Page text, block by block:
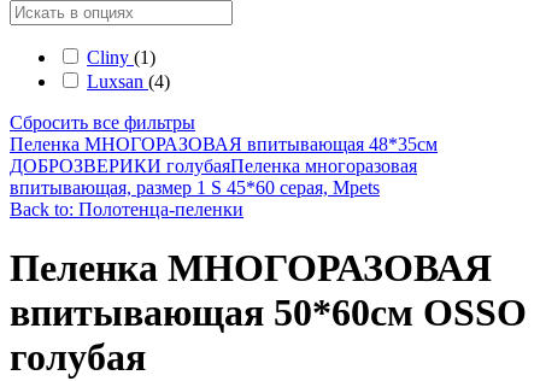
Cliny (1)
Luxsan (4)
Сбросить все фильтры
Пеленка МНОГОРАЗОВАЯ впитывающая 48*35см
ДОБРОЗВЕРИКИ голубаяПеленка многоразовая
впитывающая, размер 1 S 45*60 серая, Mpets
Back to: Полотенца-пеленки
Пеленка МНОГОРАЗОВАЯ
впитывающая 50*60см OSSO
голубая